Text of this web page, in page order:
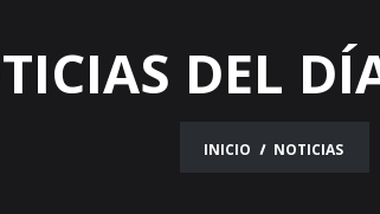
DEL
INICIO NOTICIAS